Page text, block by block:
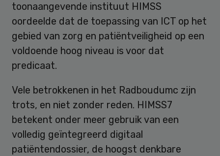
toonaangevende instituut HIMSS
oordeelde dat de toepassing van ICT op het
gebied van zorg en patiëntveiligheid op een
voldoende hoog niveau is voor dat
predicaat.
Vele betrokkenen in het Radboudumc zijn
trots, en niet zonder reden. HIMSS7
betekent onder meer gebruik van een
volledig geïntegreerd digitaal
patiëntendossier, de hoogst denkbare